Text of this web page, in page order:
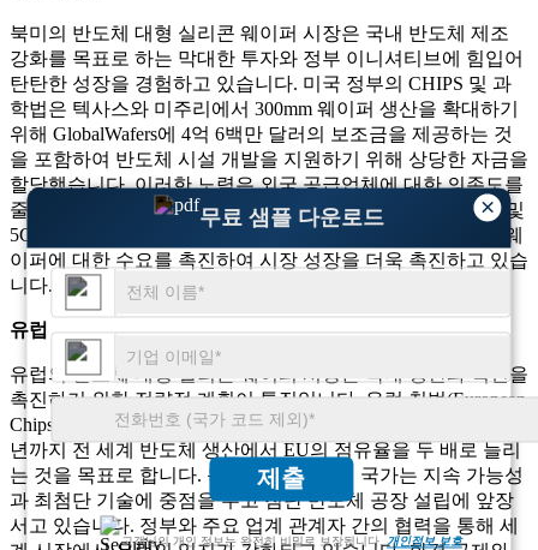
×
무료 샘플 다운로드
제출
고객님의 개인 정보는 완전히 비밀로 보장됩니다. 개인정보 보호
북미의 반도체 대형 실리콘 웨이퍼 시장은 국내 반도체 제조
강화를 목표로 하는 막대한 투자와 정부 이니셔티브에 힘입어
탄탄한 성장을 경험하고 있습니다. 미국 정부의 CHIPS 및 과
학법은 텍사스와 미주리에서 300mm 웨이퍼 생산을 확대하기
위해 GlobalWafers에 4억 6백만 달러의 보조금을 제공하는 것
을 포함하여 반도체 시설 개발을 지원하기 위해 상당한 자금을
할당했습니다. 이러한 노력은 외국 공급업체에 대한 의존도를
줄이고 국가 안보를 강화하는 것을 목표로 합니다. 또한, AI 및
5G와 같은 첨단 기술에 대한 이 지역의 초점은 대형 실리콘 웨
이퍼에 대한 수요를 촉진하여 시장 성장을 더욱 촉진하고 있습
니다.
유럽
유럽의 반도체 대형 실리콘 웨이퍼 시장은 국내 생산과 혁신을
촉진하기 위한 전략적 계획이 특징입니다. 유럽 ​​칩법(European
Chips Act)은 연구 및 제조 시설에 대한 투자를 촉진하여 2030
년까지 전 세계 반도체 생산에서 EU의 점유율을 두 배로 늘리
는 것을 목표로 합니다. 독일, 프랑스 등의 국가는 지속 가능성
과 최첨단 기술에 중점을 두고 첨단 반도체 공장 설립에 앞장
서고 있습니다. 정부와 주요 업계 관계자 간의 협력을 통해 세